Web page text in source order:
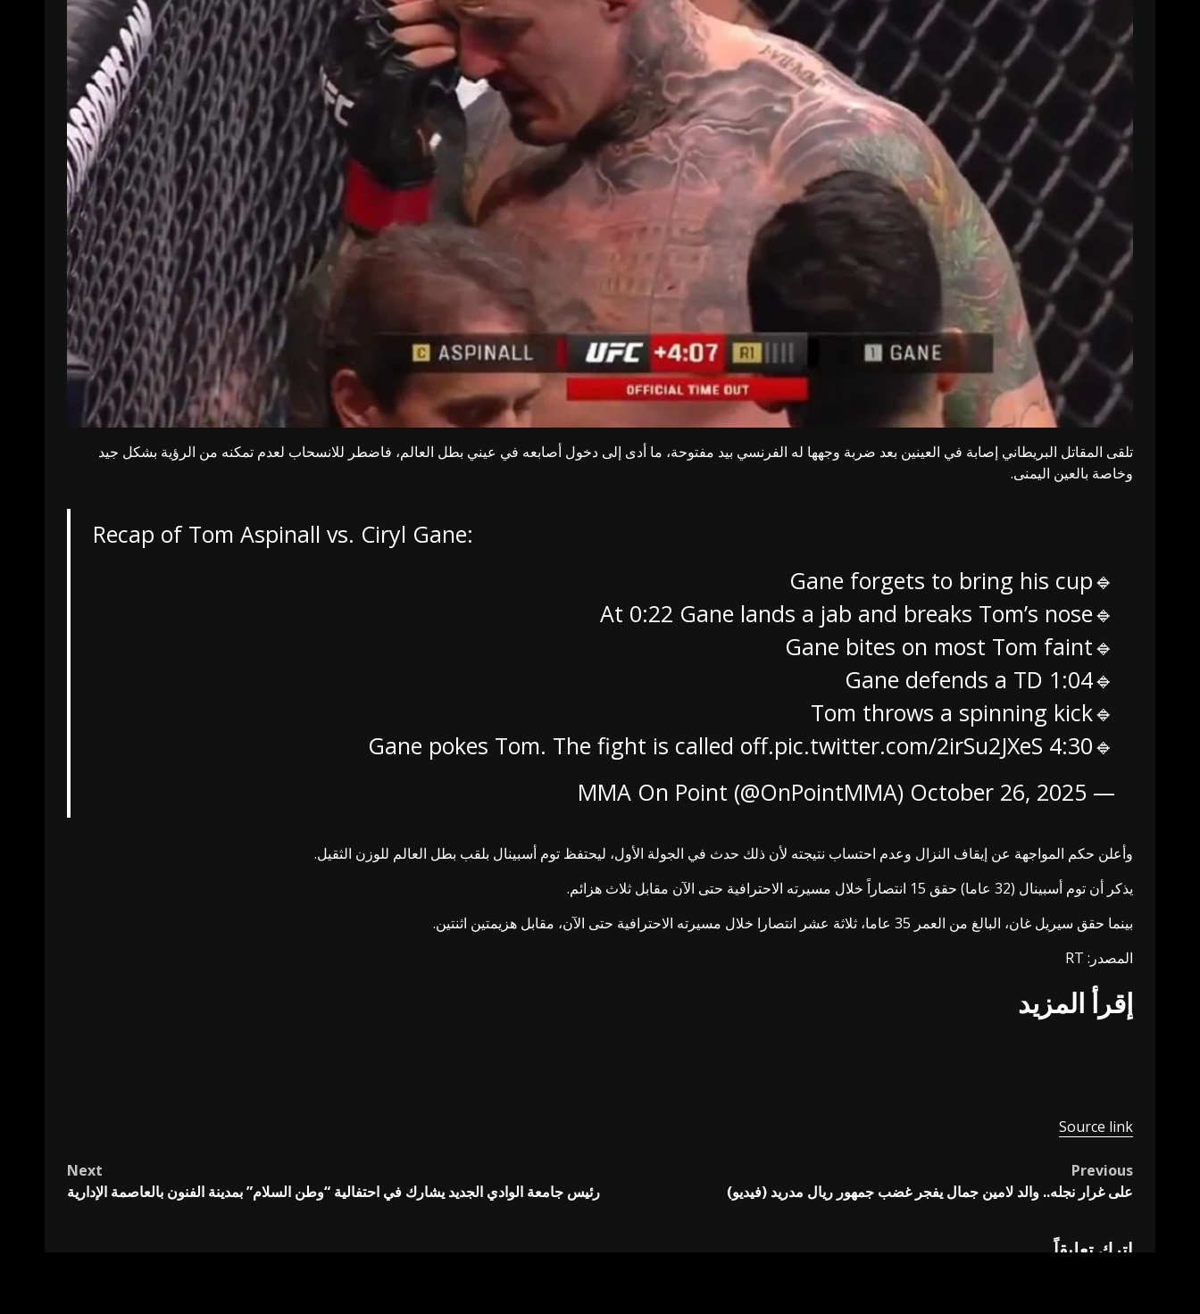
تلقى المقاتل البريطاني إصابة في العينين بعد ضربة وجهها له الفرنسي بيد مفتوحة، ما أدى إلى دخول أصابعه في عيني بطل العالم، فاضطر للانسحاب لعدم تمكنه من الرؤية بشكل جيد
وخاصة بالعين اليمنى.
Recap of Tom Aspinall vs. Ciryl Gane:
🔹Gane forgets to bring his cup
🔹At 0:22 Gane lands a jab and breaks Tom’s nose
🔹Gane bites on most Tom faint
🔹1:04 Gane defends a TD
🔹Tom throws a spinning kick
🔹4:30 Gane pokes Tom. The fight is called off.
pic.twitter.com/2irSu2JXeS
— MMA On Point (@OnPointMMA)
October 26, 2025
وأعلن حكم المواجهة عن إيقاف النزال وعدم احتساب نتيجته لأن ذلك حدث في الجولة الأول، ليحتفظ توم أسبينال بلقب بطل العالم للوزن الثقيل.
يذكر أن توم أسبينال (32 عاما) حقق 15 انتصاراً خلال مسيرته الاحترافية حتى الآن مقابل ثلاث هزائم.
بينما حقق سيريل غان، البالغ من العمر 35 عاما، ثلاثة عشر انتصارا خلال مسيرته الاحترافية حتى الآن، مقابل هزيمتين اثنتين.
المصدر: RT
إقرأ المزيد
Source link
Post
navigation
Previous
على غرار نجله.. والد لامين جمال يفجر غضب جمهور ريال مدريد (فيديو)
Next
رئيس جامعة الوادي الجديد يشارك في احتفالية “وطن السلام” بمدينة الفنون بالعاصمة الإدارية
اترك تعليقاً